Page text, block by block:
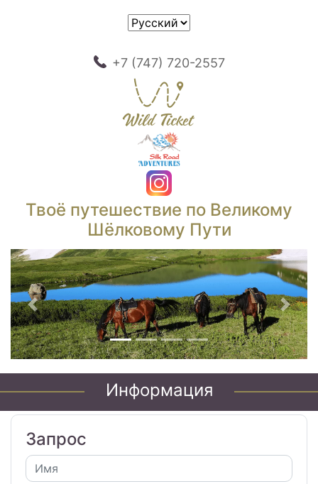
+7 (747) 720-2557
Твоё путешествие по Великому
Шёлковому Пути
Предыдущий
Информация
Запрос